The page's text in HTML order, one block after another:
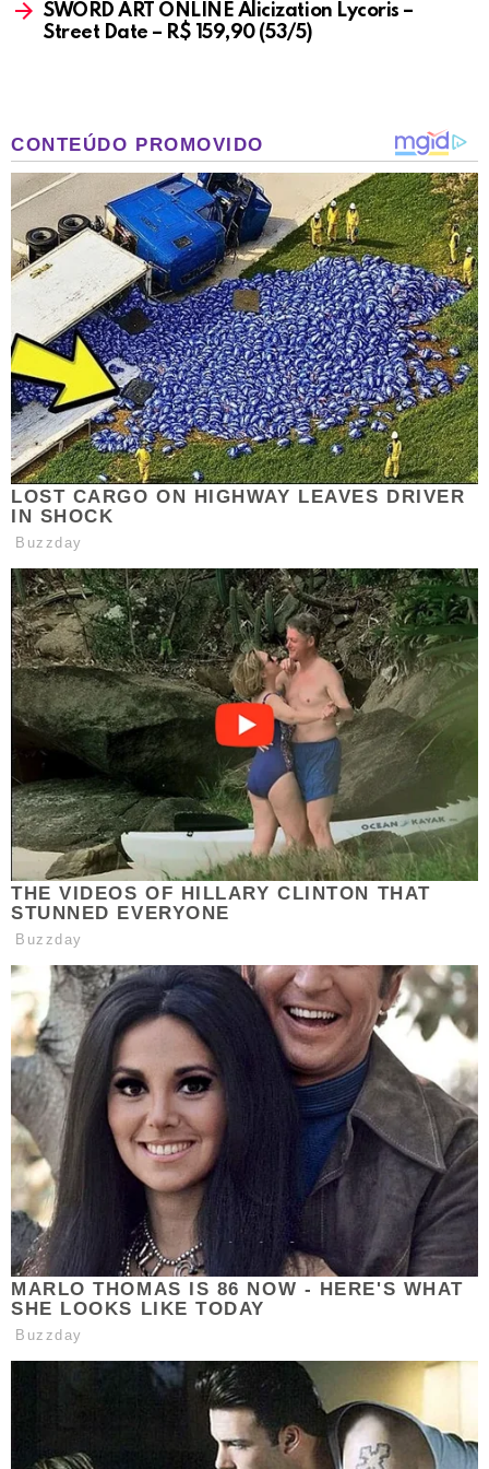
SWORD ART ONLINE Alicization Lycoris –
Street Date – R$ 159,90 (53/5)